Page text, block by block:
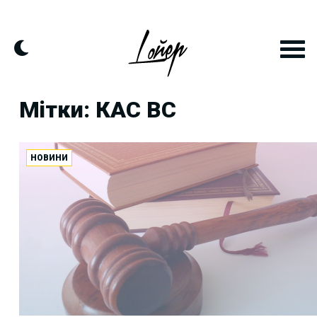
content
Мітки: КАС ВС
НОВИНИ